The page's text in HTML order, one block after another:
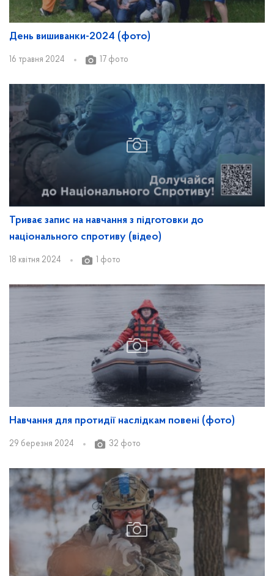
День вишиванки-2024 (фото)
16 травня 2024 17 фото
Триває запис на навчання з підготовки до
національного спротиву (відео)
18 квітня 2024 1 фото
Навчання для протидії наслідкам повені (фото)
29 березня 2024 32 фото